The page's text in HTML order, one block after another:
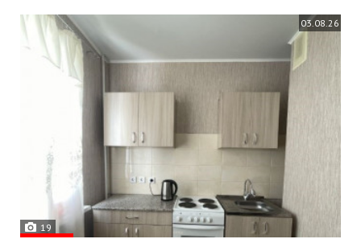
03.08.26
19